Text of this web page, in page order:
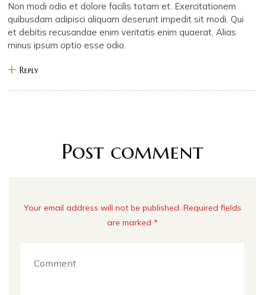
Non modi odio et dolore facilis totam et. Exercitationem
quibusdam adipisci aliquam deserunt impedit sit modi. Qui
et debitis recusandae enim veritatis enim quaerat. Alias
minus ipsum optio esse odio.
Reply
Post comment
Your email address will not be published. Required fields
are marked *